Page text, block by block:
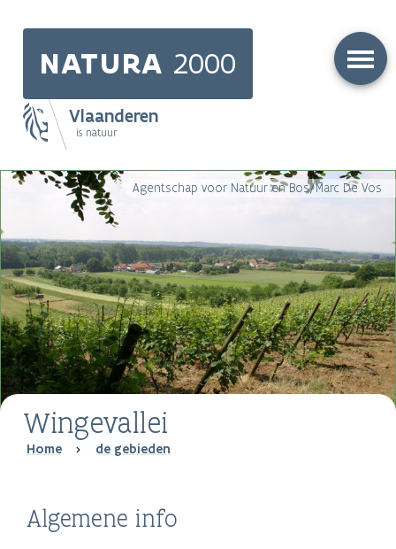
NATURA 2000
Vlaanderen
is natuur
Main
navigation
Agentschap voor Natuur en Bos/Marc De Vos
Wingevallei
Breadcrumb
Home de gebieden
Algemene info